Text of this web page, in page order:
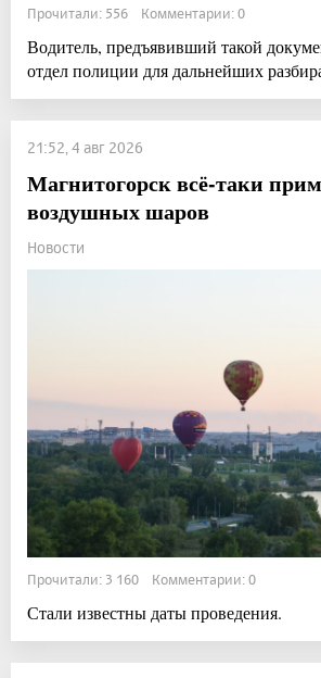
Прочитали: 556 Комментарии: 0
Водитель, предъявивший такой
отдел полиции для дальнейших
21:52, 4 авг 2026
Магнитогорск всё-таки
воздушных шаров
Новости
Прочитали: 3 160 Комментарии: 0
Стали известны даты проведения.